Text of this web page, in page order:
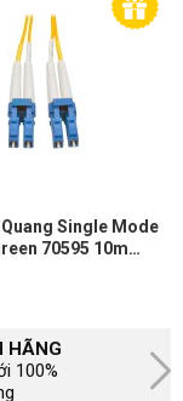
Quang Single Mode
70595 10m
Bước Sóng
HÃNG
100%